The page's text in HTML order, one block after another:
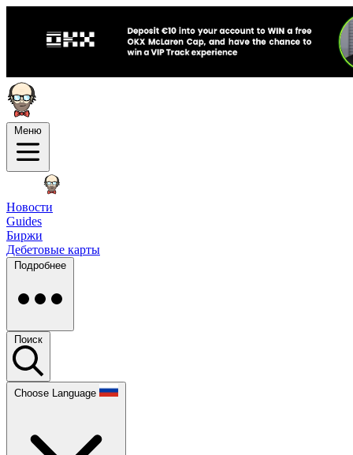
Меню
Новости
Guides
Биржи
Дебетовые карты
Подробнее
Поиск
Choose Language